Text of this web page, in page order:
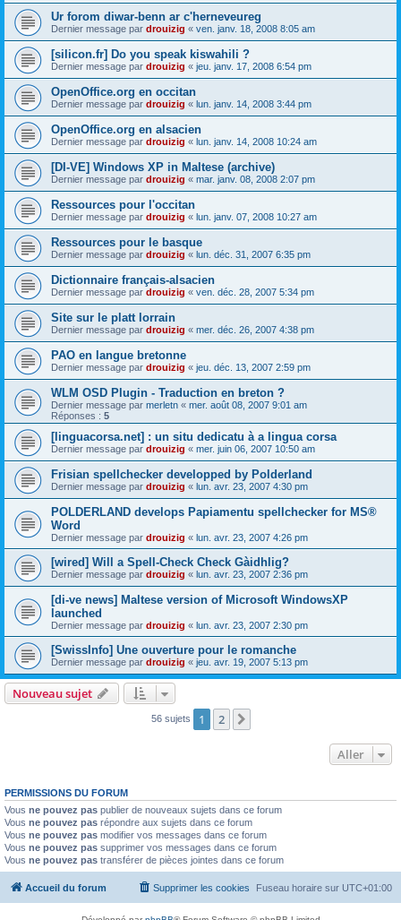
Ur forom diwar-benn ar c'herneveureg
Dernier message par drouizig « ven. janv. 18, 2008 8:05 am
[silicon.fr] Do you speak kiswahili ?
Dernier message par drouizig « jeu. janv. 17, 2008 6:54 pm
OpenOffice.org en occitan
Dernier message par drouizig « lun. janv. 14, 2008 3:44 pm
OpenOffice.org en alsacien
Dernier message par drouizig « lun. janv. 14, 2008 10:24 am
[DI-VE] Windows XP in Maltese (archive)
Dernier message par drouizig « mar. janv. 08, 2008 2:07 pm
Ressources pour l'occitan
Dernier message par drouizig « lun. janv. 07, 2008 10:27 am
Ressources pour le basque
Dernier message par drouizig « lun. déc. 31, 2007 6:35 pm
Dictionnaire français-alsacien
Dernier message par drouizig « ven. déc. 28, 2007 5:34 pm
Site sur le platt lorrain
Dernier message par drouizig « mer. déc. 26, 2007 4:38 pm
PAO en langue bretonne
Dernier message par drouizig « jeu. déc. 13, 2007 2:59 pm
WLM OSD Plugin - Traduction en breton ?
Dernier message par merletn « mer. août 08, 2007 9:01 am
Réponses : 5
[linguacorsa.net] : un situ dedicatu à a lingua corsa
Dernier message par drouizig « mer. juin 06, 2007 10:50 am
Frisian spellchecker developped by Polderland
Dernier message par drouizig « lun. avr. 23, 2007 4:30 pm
POLDERLAND develops Papiamentu spellchecker for MS®
Word
Dernier message par drouizig « lun. avr. 23, 2007 4:26 pm
[wired] Will a Spell-Check Check Gàidhlig?
Dernier message par drouizig « lun. avr. 23, 2007 2:36 pm
[di-ve news] Maltese version of Microsoft WindowsXP
launched
Dernier message par drouizig « lun. avr. 23, 2007 2:30 pm
[SwissInfo] Une ouverture pour le romanche
Dernier message par drouizig « jeu. avr. 19, 2007 5:13 pm
Nouveau sujet
56 sujets 1 2
Aller
PERMISSIONS DU FORUM
Vous ne pouvez pas publier de nouveaux sujets dans ce forum
Vous ne pouvez pas répondre aux sujets dans ce forum
Vous ne pouvez pas modifier vos messages dans ce forum
Vous ne pouvez pas supprimer vos messages dans ce forum
Vous ne pouvez pas transférer de pièces jointes dans ce forum
Accueil du forum Fuseau horaire sur UTC+01:00
Supprimer les cookies